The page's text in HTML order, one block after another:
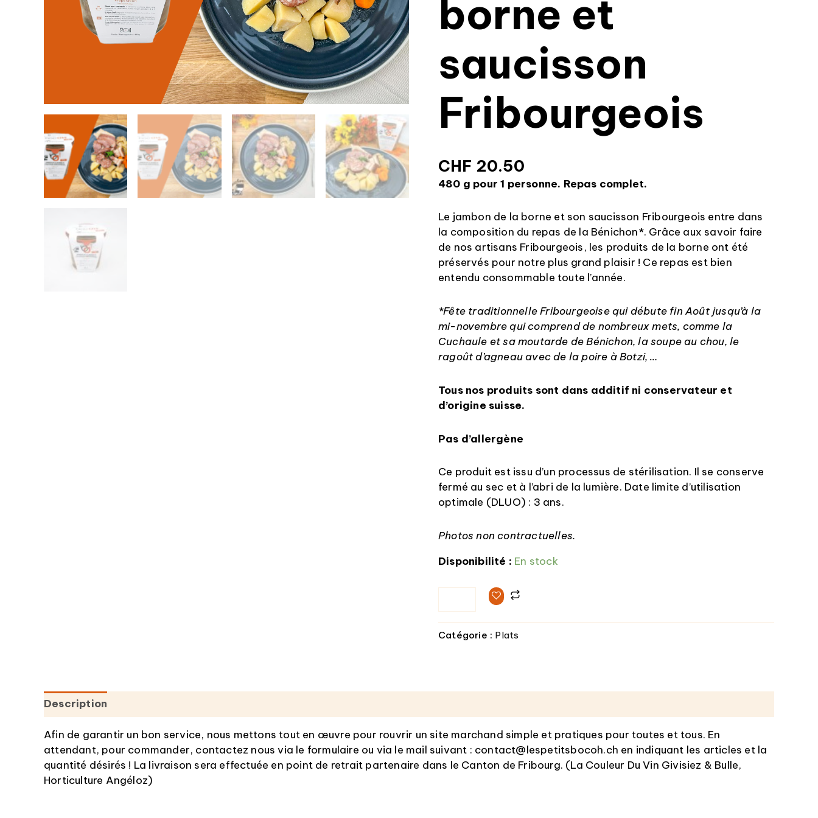
borne et
saucisson
Fribourgeois
CHF 20.50
480 g pour 1 personne. Repas complet.
Le jambon de la borne et son saucisson Fribourgeois entre dans
la composition du repas de la Bénichon*. Grâce aux savoir faire
de nos artisans Fribourgeois, les produits de la borne ont été
préservés pour notre plus grand plaisir ! Ce repas est bien
entendu consommable toute l’année.
*Fête traditionnelle Fribourgeoise qui débute fin Août jusqu’à la
mi-novembre qui comprend de nombreux mets, comme la
Cuchaule et sa moutarde de Bénichon, la soupe au chou, le
ragoût d’agneau avec de la poire à Botzi, …
Tous nos produits sont dans additif ni conservateur et
d’origine suisse.
Pas d’allergène
Ce produit est issu d’un processus de stérilisation. Il se conserve
fermé au sec et à l’abri de la lumière. Date limite d’utilisation
optimale (DLUO) : 3 ans.
Photos non contractuelles.
Disponibilité : En stock
Catégorie : Plats
Description
Afin de garantir un bon service, nous mettons tout en œuvre pour rouvrir un site marchand simple et pratiques pour toutes et tous. En
attendant, pour commander, contactez nous via le formulaire ou via le mail suivant : contact@lespetitsbocoh.ch en indiquant les articles et la
quantité désirés ! La livraison sera effectuée en point de retrait partenaire dans le Canton de Fribourg. (La Couleur Du Vin Givisiez & Bulle,
Horticulture Angéloz)